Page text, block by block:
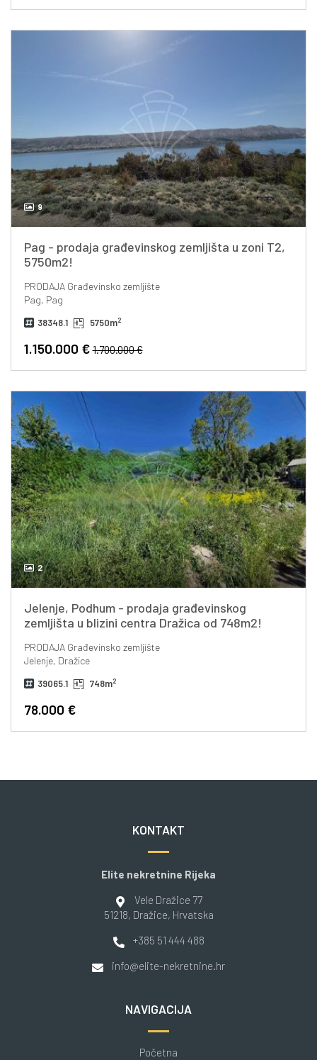
9
Pag - prodaja građevinskog zemljišta u zoni T2,
5750m2!
PRODAJAGrađevinsko zemljište
Pag, Pag
38348.1 5750m2
1.150.000 €1.700.000 €
2
Jelenje, Podhum - prodaja građevinskog
zemljišta u blizini centra Dražica od 748m2!
PRODAJAGrađevinsko zemljište
Jelenje, Dražice
39065.1 748m2
78.000 €
KONTAKT
Elite nekretnine Rijeka
Vele Dražice 77
51218, Dražice, Hrvatska
+385 51 444 488
info@elite-nekretnine.hr
NAVIGACIJA
Početna